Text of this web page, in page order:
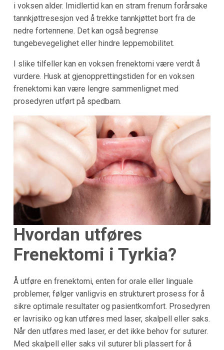
i voksen alder. Imidlertid kan en stram frenum forårsake
tannkjøttresesjon ved å trekke tannkjøttet bort fra de
nedre fortennene. Det kan også begrense
tungebevegelighet eller hindre leppemobilitet.
I slike tilfeller kan en voksen frenektomi være verdt å
vurdere. Husk at gjenopprettingstiden for en voksen
frenektomi kan være lengre sammenlignet med
prosedyren utført på spedbarn.
Hvordan utføres
Frenektomi i Tyrkia?
Å utføre en frenektomi, enten for orale eller linguale
problemer, følger vanligvis en strukturert prosess for å
sikre optimale resultater og pasientkomfort. Prosedyren
er lavrisiko og kan utføres med laser, skalpell eller saks.
Når den utføres med laser, er det ikke behov for suturer.
Med skalpell eller saks vil suturer bli plassert for å